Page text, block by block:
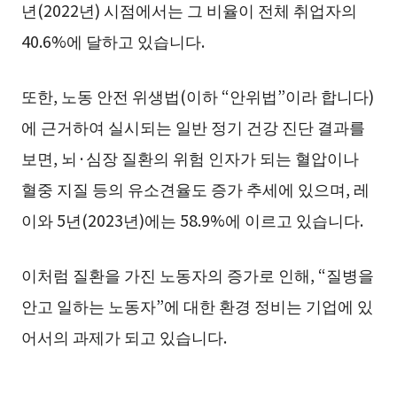
년(2022년) 시점에서는 그 비율이 전체 취업자의
40.6%에 달하고 있습니다.
또한, 노동 안전 위생법(이하 “안위법”이라 합니다)
에 근거하여 실시되는 일반 정기 건강 진단 결과를
보면, 뇌·심장 질환의 위험 인자가 되는 혈압이나
혈중 지질 등의 유소견율도 증가 추세에 있으며, 레
이와 5년(2023년)에는 58.9%에 이르고 있습니다.
이처럼 질환을 가진 노동자의 증가로 인해, “질병을
안고 일하는 노동자”에 대한 환경 정비는 기업에 있
어서의 과제가 되고 있습니다.